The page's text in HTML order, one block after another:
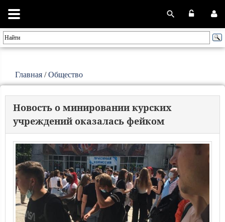
Главная /Общество
Новость о минировании курских
учреждений оказалась фейком